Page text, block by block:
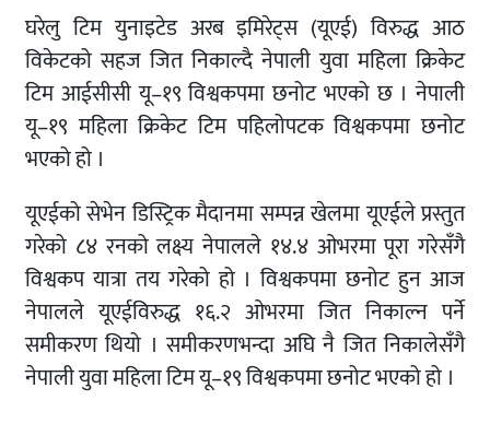
घरेलु टिम युनाइटेड अरब इमिरेट्स (यूएई) विरुद्ध आठ
विकेटको सहज जित निकाल्दै नेपाली युवा महिला क्रिकेट
टिम आईसीसी यू–१९ विश्वकपमा छनोट भएको छ । नेपाली
यू–१९ महिला क्रिकेट टिम पहिलोपटक विश्वकपमा छनोट
भएको हो ।
यूएईको सेभेन डिस्ट्रिक मैदानमा सम्पन्न खेलमा यूएईले प्रस्तुत
गरेको ८४ रनको लक्ष्य नेपालले १४.४ ओभरमा पूरा गरेसँगै
विश्वकप यात्रा तय गरेको हो । विश्वकपमा छनोट हुन आज
नेपालले यूएईविरुद्ध १६.२ ओभरमा जित निकाल्न पर्ने
समीकरण थियो । समीकरणभन्दा अघि नै जित निकालेसँगै
नेपाली युवा महिला टिम यू–१९ विश्वकपमा छनोट भएको हो ।